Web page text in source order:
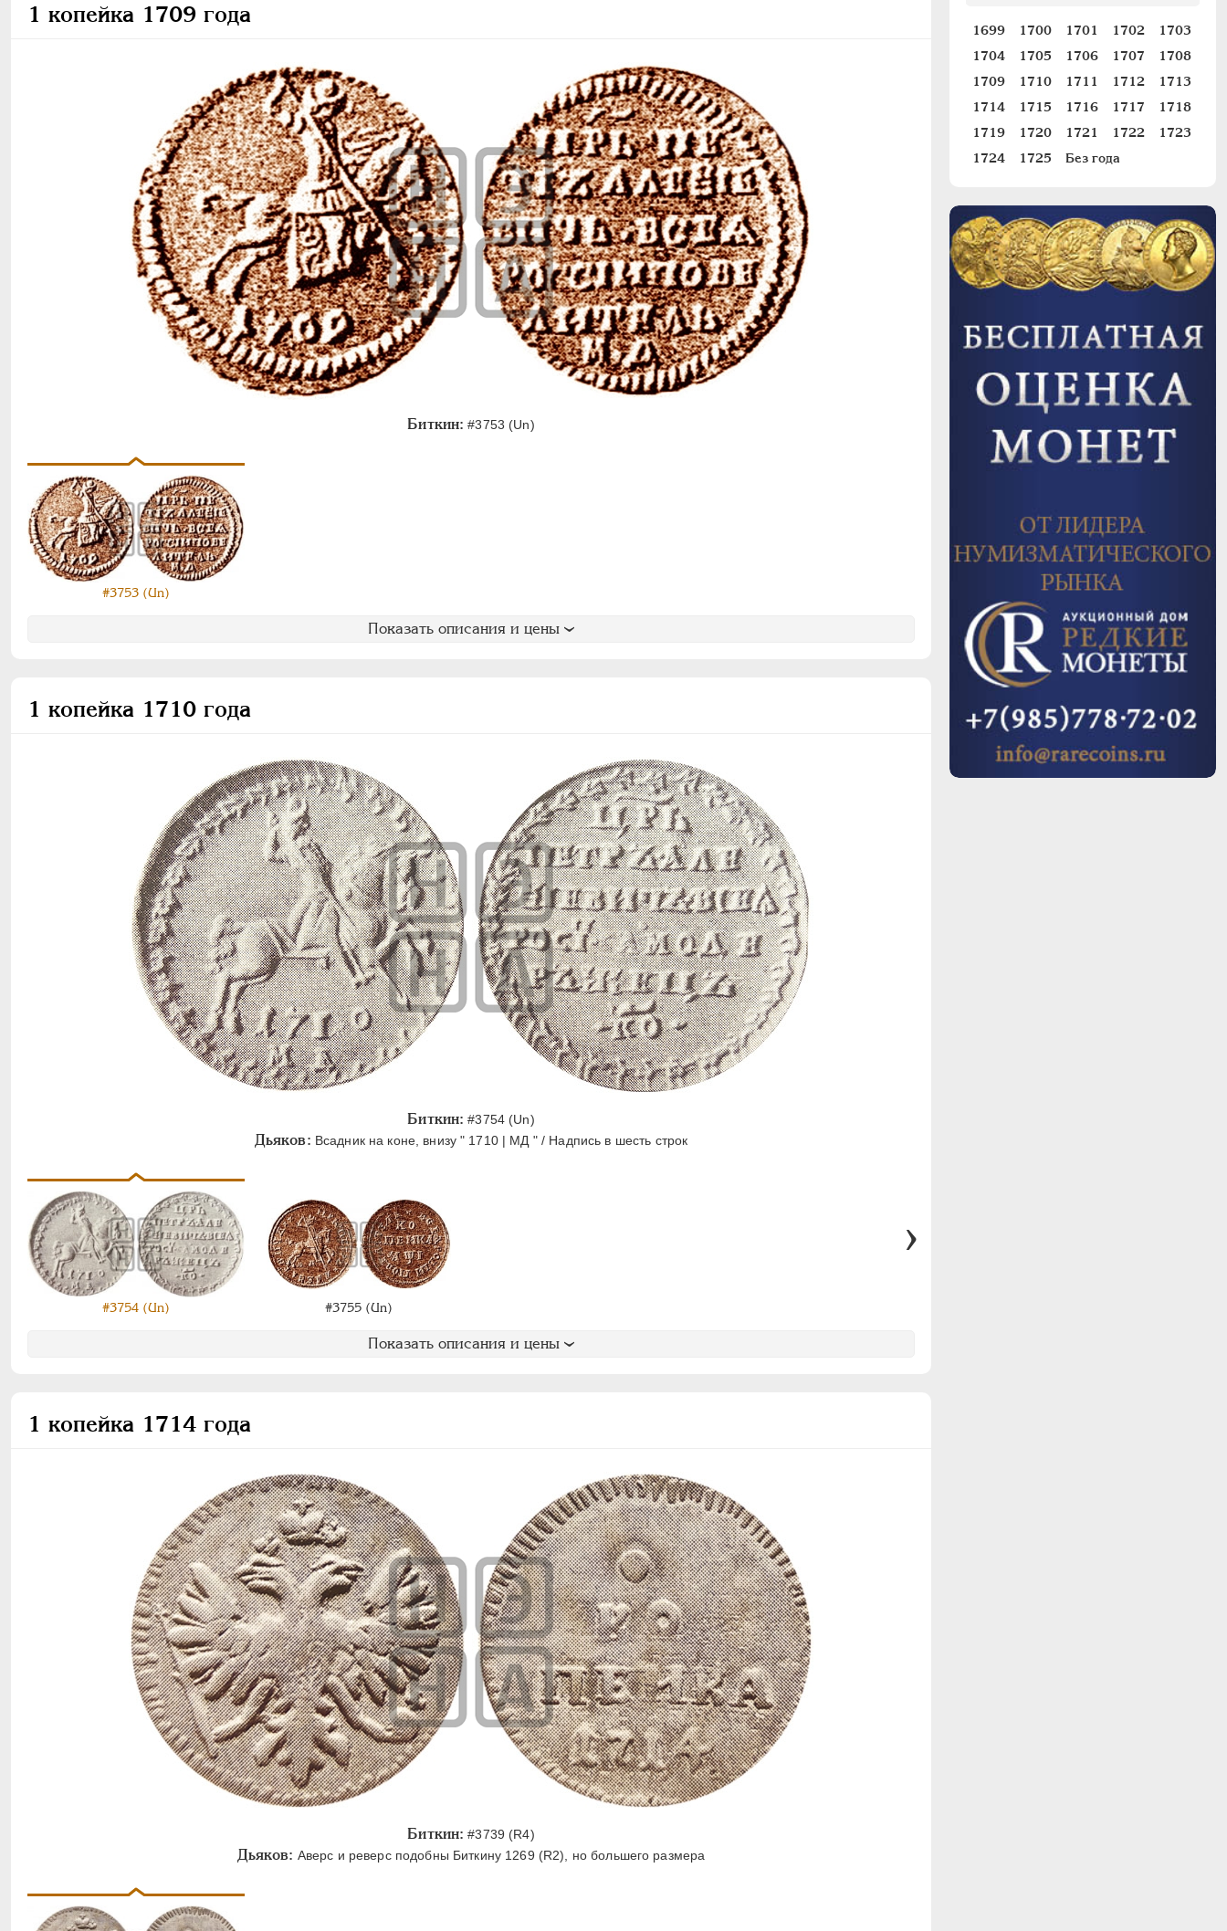
1 копейка 1709 года
Биткин: #3753 (Un)
#3753 (Un)
Показать описания и цены
1 копейка 1710 года
Биткин: #3754 (Un)
Дьяков: Всадник на коне, внизу " 1710 | МД " / Надпись в шесть строк
#3754 (Un) #3755 (Un)
Показать описания и цены
1 копейка 1714 года
Биткин: #3739 (R4)
Дьяков: Аверс и реверс подобны Биткину 1269 (R2), но большего размера
1699 1700 1701 1702
1703
1704
1705 1706 1707
1708
1709
1710 1711 1712
1713
1714
1715 1716 1717
1718
1719
1720 1721 1722
1723
1724
1725 Без года